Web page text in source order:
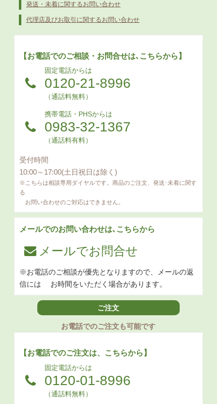
発送・未着に関するお問い合わせ
代理店及びお取引に関するお問い合わせ
【お電話でのご相談・お問合せは､こちらから】
固定電話からは
0120-21-8996
（通話料無料）
携帯電話・PHSからは
0983-32-1367
（通話料有料）
受付時間
10:00～17:00(土日祝日は除く)
※こちらは相談専用ダイヤルです。商品のご注文、発送･未着に関す
る
お問い合わせのご対応はできません。
メールでのお問い合わせは､こちらから
メールでお問合せ
※お電話のご相談が優先となりますので、メールの返
信には お時間をいただく場合があります。
ご注文
お電話でのご注文も可能です
【お電話でのご注文は、こちらから】
固定電話からは
0120-01-8996
（通話料無料）